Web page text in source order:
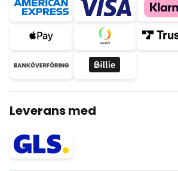
Leverans med